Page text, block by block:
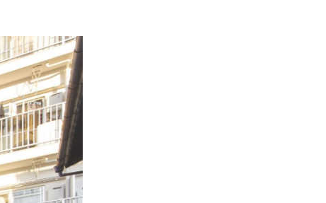
WORKS from CouragePlus
WORKS by COURAGE HOUSE
SHOPS
SELECTED BRANDS
ORIGINAL MAGAZINE